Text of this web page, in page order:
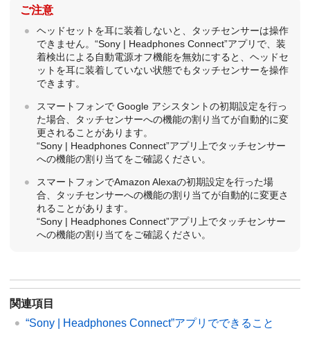
ご注意
ヘッドセットを耳に装着しないと、タッチセンサーは操作
できません。“Sony | Headphones Connect”アプリで、装
着検出による自動電源オフ機能を無効にすると、ヘッドセ
ットを耳に装着していない状態でもタッチセンサーを操作
できます。
スマートフォンで Google アシスタントの初期設定を行っ
た場合、タッチセンサーへの機能の割り当てが自動的に変
更されることがあります。
“Sony | Headphones Connect”アプリ上でタッチセンサー
への機能の割り当てをご確認ください。
スマートフォンでAmazon Alexaの初期設定を行った場
合、タッチセンサーへの機能の割り当てが自動的に変更さ
れることがあります。
“Sony | Headphones Connect”アプリ上でタッチセンサー
への機能の割り当てをご確認ください。
関連項目
“Sony | Headphones Connect”アプリでできること